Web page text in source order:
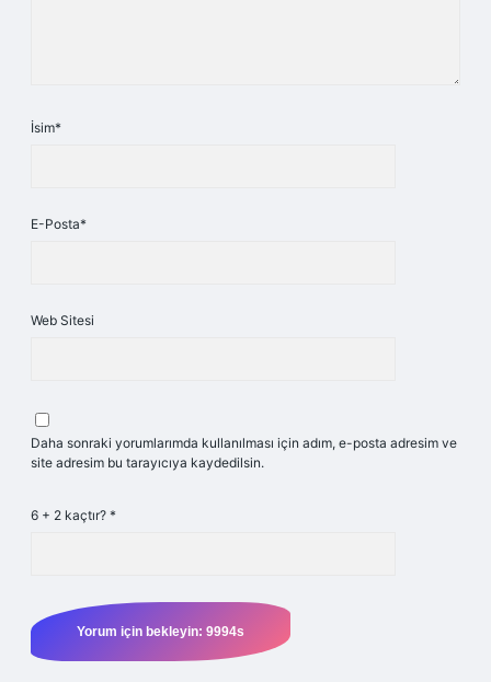
İsim*
E-Posta*
Web Sitesi
Daha sonraki yorumlarımda kullanılması için adım, e-posta adresim ve
site adresim bu tarayıcıya kaydedilsin.
6 + 2 kaçtır? *